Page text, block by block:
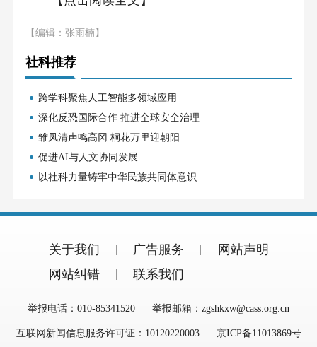
【编辑：张雨楠】
社科推荐
跨学科聚焦人工智能多领域应用
深化反恐国际合作 推进全球安全治理
雏凤清声鸣高冈 桐花万里迎朝阳
促进AI与人文协同发展
以社科力量铸牢中华民族共同体意识
关于我们 广告服务
网站声明
网站纠错
联系我们
举报电话：010-85341520 举报邮箱：zgshkxw@cass.org.cn
互联网新闻信息服务许可证：10120220003 京ICP备11013869号